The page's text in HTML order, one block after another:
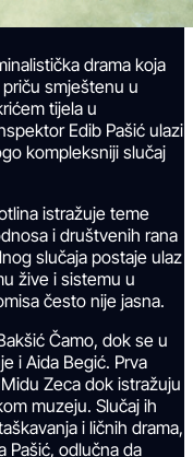
drama koja
smještenu u
tijela u
Edib Pašić ulazi
kompleksniji slučaj
istražuje teme
i društvenih rana
slučaja postaje ulaz
žive i sistemu u
često nije jasna.
Čamo, dok se u
i Aida Begić. Prva
Zeca dok istražuju
muzeju. Slučaj ih
i ličnih drama,
Pašić, odlučna da